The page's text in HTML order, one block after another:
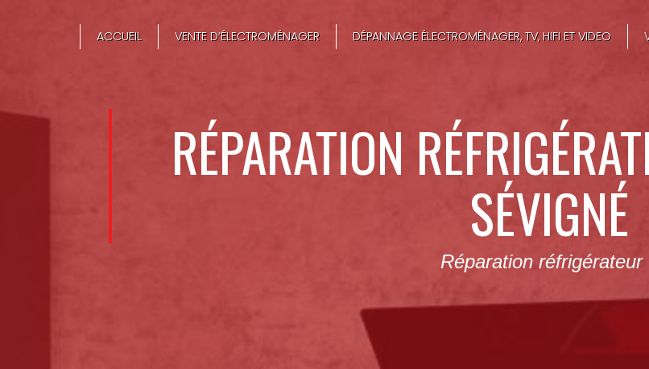
ACCUEIL VENTE D’ÉLECTROMÉNAGER DÉPANNAGE ÉLECTROMÉNAGER, TV, HIFI ET VIDEO
RÉPARATION
SÉVIGNÉ
Réparation réfrigérateur